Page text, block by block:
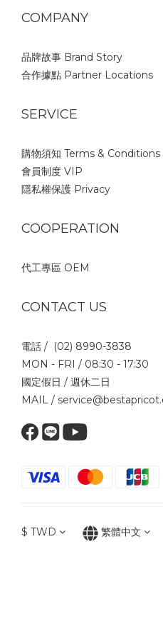
COMPANY
品牌故事 Brand Story
合作據點 Partner Locations
SERVICE
購物須知 Terms & Conditions
會員制度 VIP
隱私權保護 Privacy
COOPERATION
代工專區 OEM
CONTACT US
電話 / (02) 8990-3838
MON - FRI / 08:30 - 17:30
國定假日 / 週休二日
MAIL /
$ TWD 繁體中文